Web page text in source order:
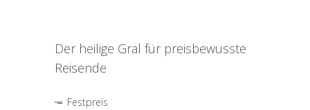
Der heilige Gral für preisbewusste
Reisende
Festpreis